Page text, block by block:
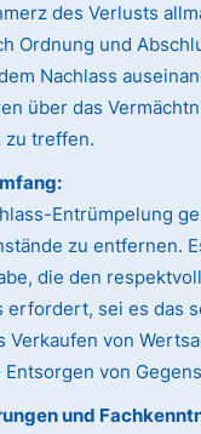
des Verlusts
Ordnung und
Nachlass
über das
zu treffen.
Entrümpelung
zu entfernen.
die den
erfordert, sei es das
Verkaufen von
von
und